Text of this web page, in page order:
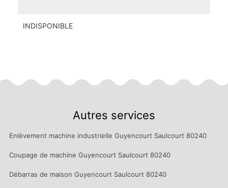
INDISPONIBLE
Autres services
Enlèvement machine industrielle Guyencourt Saulcourt 80240
Coupage de machine Guyencourt Saulcourt 80240
Débarras de maison Guyencourt Saulcourt 80240